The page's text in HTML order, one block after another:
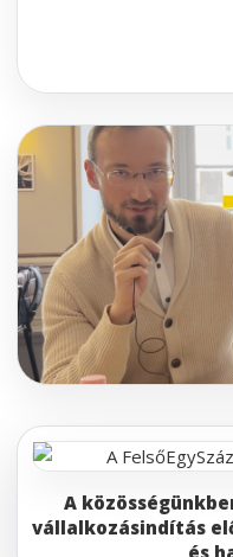
A
vállalkozásindítás
és